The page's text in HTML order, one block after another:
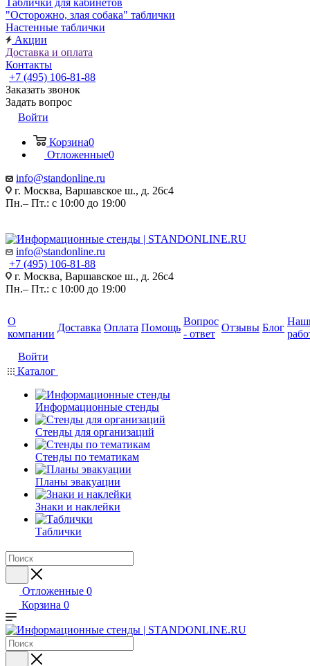
Таблички для кабинетов
"Осторожно, злая собака" таблички
Настенные таблички
Акции
Доставка и оплата
Контакты
+7 (495) 106-81-88
Заказать звонок
Задать вопрос
Войти
Корзина0
Отложенные0
info@standonline.ru
г. Москва, Варшавское ш., д. 26с4
Пн.– Пт.: с 10:00 до 19:00
info@standonline.ru
+7 (495) 106-81-88
г. Москва, Варшавское ш., д. 26с4
Пн.– Пт.: с 10:00 до 19:00
О
компании
Доставка Оплата Помощь
Вопрос
- ответ
Отзывы Блог
Войти
Каталог
Информационные стенды
Стенды для организаций
Стенды по тематикам
Планы эвакуации
Знаки и наклейки
Таблички
Отложенные 0
Корзина 0